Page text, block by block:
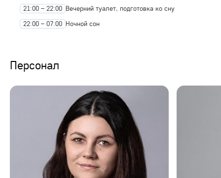
21:00 – 22:00 Вечерний туалет, подготовка ко сну
22:00 – 07:00 Ночной сон
Персонал